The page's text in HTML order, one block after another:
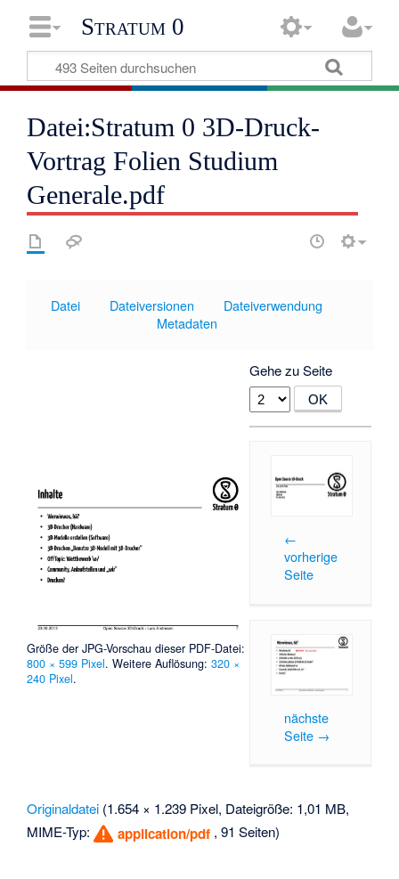
Stratum 0
Datei:Stratum 0 3D-Druck-
Vortrag Folien Studium
Generale.pdf
Datei Dateiversionen
Dateiverwendung
Metadaten
Größe der JPG-Vorschau dieser PDF-Datei:
800 × 599 Pixel.Weitere Auflösung:320 ×
240 Pixel.
Gehe zu Seite
←
vorherige
Seite
nächste
Seite →
Originaldatei (1.654 × 1.239 Pixel, Dateigröße: 1,01 MB,
MIME-Typ:
application/pdf , 91 Seiten)